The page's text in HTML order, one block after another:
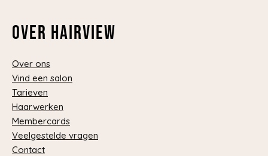
Over Hairview
Over ons
Vind een salon
Tarieven
Haarwerken
Membercards
Veelgestelde vragen
Contact